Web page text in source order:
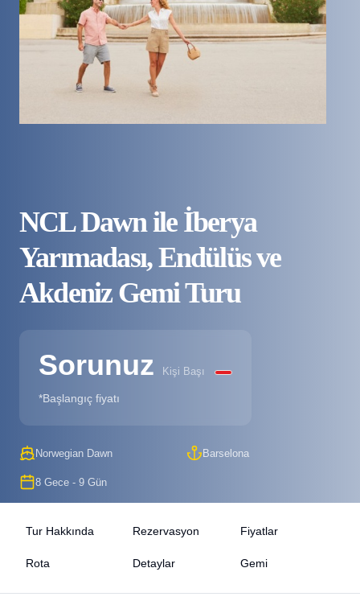
NCL Dawn ile İberya
Yarımadası, Endülüs ve
Akdeniz Gemi Turu
Sorunuz Kişi Başı
*Başlangıç fiyatı
Norwegian Dawn Barselona
8 Gece - 9 Gün
Tur Hakkında Rezervasyon Fiyatlar
Rota Detaylar Gemi